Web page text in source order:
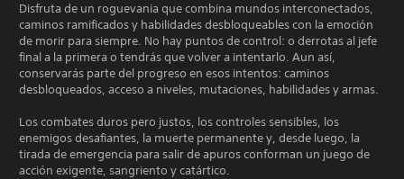
Disfruta de un roguevania que combina mundos interconectados,
caminos ramificados y habilidades desbloqueables con la emoción
de morir para siempre. No hay puntos de control: o derrotas al jefe
final a la primera o tendrás que volver a intentarlo. Aun así,
conservarás parte del progreso en esos intentos: caminos
desbloqueados, acceso a niveles, mutaciones, habilidades y armas.
Los combates duros pero justos, los controles sensibles, los
enemigos desafiantes, la muerte permanente y, desde luego, la
tirada de emergencia para salir de apuros conforman un juego de
acción exigente, sangriento y catártico.